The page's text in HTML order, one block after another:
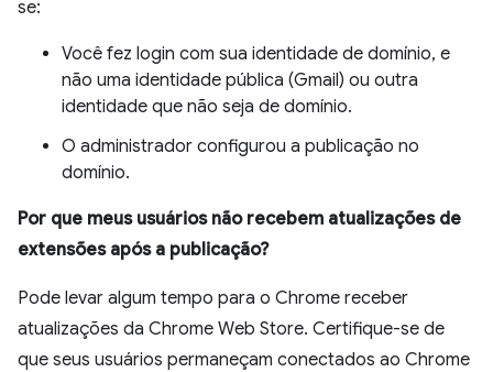
se:
Você fez login com sua identidade de domínio, e
não uma identidade pública (Gmail) ou outra
identidade que não seja de domínio.
O administrador configurou a publicação no
domínio.
Por que meus usuários não recebem atualizações de
extensões após a publicação?
Pode levar algum tempo para o Chrome receber
atualizações da Chrome Web Store. Certifique-se de
que seus usuários permaneçam conectados ao Chrome